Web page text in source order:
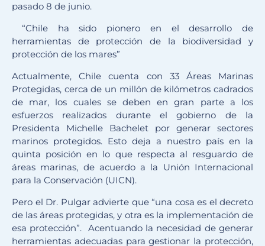
pasado 8 de junio.
“Chile ha sido pionero en el desarrollo de
herramientas de protección de la biodiversidad y
protección de los mares”
Actualmente, Chile cuenta con 33 Áreas Marinas
Protegidas, cerca de un millón de kilómetros cadrados
de mar, los cuales se deben en gran parte a los
esfuerzos realizados durante el gobierno de la
Presidenta Michelle Bachelet por generar sectores
marinos protegidos. Esto deja a nuestro país en la
quinta posición en lo que respecta al resguardo de
áreas marinas, de acuerdo a la Unión Internacional
para la Conservación (UICN).
Pero el Dr. Pulgar advierte que “una cosa es el decreto
de las áreas protegidas, y otra es la implementación de
esa protección”. Acentuando la necesidad de generar
herramientas adecuadas para gestionar la protección,